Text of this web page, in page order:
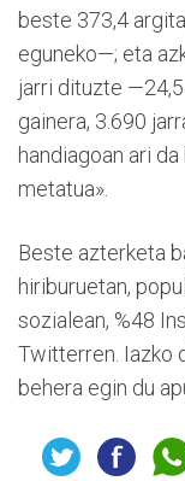
beste 373,4
eguneko—; eta
jarri dituzte
gainera, 3.690
handiagoan ari
metatua».
Beste azterketa
hiriburuetan,
sozialean, %48
Twitterren. Iazko
behera egin du